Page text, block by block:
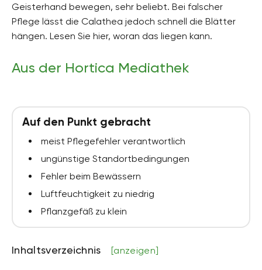
Geisterhand bewegen, sehr beliebt. Bei falscher
Pflege lässt die Calathea jedoch schnell die Blätter
hängen. Lesen Sie hier, woran das liegen kann.
Aus der Hortica Mediathek
Auf den Punkt gebracht
meist Pflegefehler verantwortlich
ungünstige Standortbedingungen
Fehler beim Bewässern
Luftfeuchtigkeit zu niedrig
Pflanzgefäß zu klein
Inhaltsverzeichnis [anzeigen]